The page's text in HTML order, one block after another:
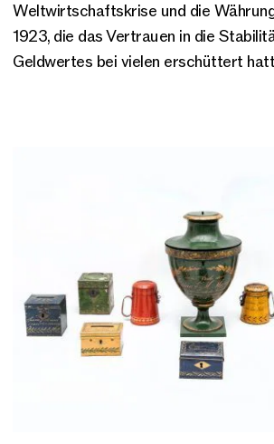
Weltwirtschaftskrise und die
1923, die das Vertrauen in die
Geldwertes bei vielen erschüttert